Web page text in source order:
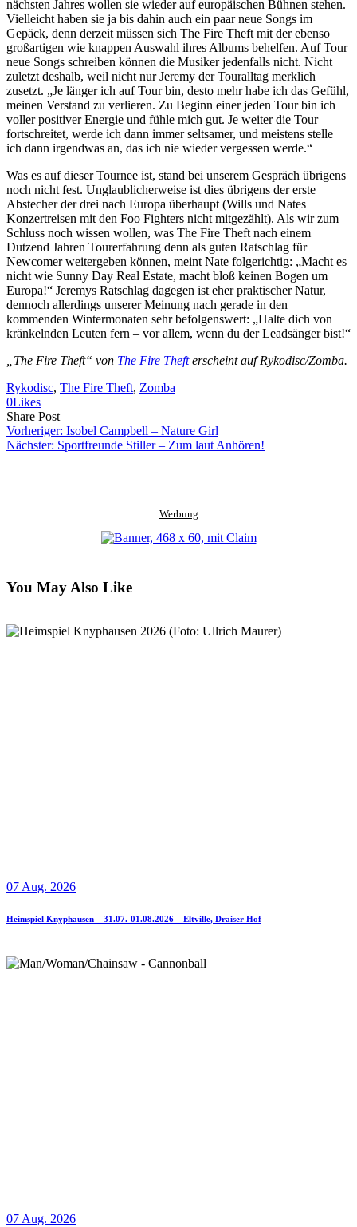
nächsten Jahres wollen sie wieder auf europäischen Bühnen stehen.
Vielleicht haben sie ja bis dahin auch ein paar neue Songs im
Gepäck, denn derzeit müssen sich The Fire Theft mit der ebenso
großartigen wie knappen Auswahl ihres Albums behelfen. Auf Tour
neue Songs schreiben können die Musiker jedenfalls nicht. Nicht
zuletzt deshalb, weil nicht nur Jeremy der Touralltag merklich
zusetzt. „Je länger ich auf Tour bin, desto mehr habe ich das Gefühl,
meinen Verstand zu verlieren. Zu Beginn einer jeden Tour bin ich
voller positiver Energie und fühle mich gut. Je weiter die Tour
fortschreitet, werde ich dann immer seltsamer, und meistens stelle
ich dann irgendwas an, das ich nie wieder vergessen werde.“
Was es auf dieser Tournee ist, stand bei unserem Gespräch übrigens
noch nicht fest. Unglaublicherweise ist dies übrigens der erste
Abstecher der drei nach Europa überhaupt (Wills und Nates
Konzertreisen mit den Foo Fighters nicht mitgezählt). Als wir zum
Schluss noch wissen wollen, was The Fire Theft nach einem
Dutzend Jahren Tourerfahrung denn als guten Ratschlag für
Newcomer weitergeben können, meint Nate folgerichtig: „Macht es
nicht wie Sunny Day Real Estate, macht bloß keinen Bogen um
Europa!“ Jeremys Ratschlag dagegen ist eher praktischer Natur,
dennoch allerdings unserer Meinung nach gerade in den
kommenden Wintermonaten sehr befolgenswert: „Halte dich von
kränkelnden Leuten fern – vor allem, wenn du der Leadsänger bist!“
„The Fire Theft“ von The Fire Thefterscheint auf Rykodisc/Zomba.
Rykodisc, The Fire Theft, Zomba
0Likes
Share PostShare
on
Facebook
Copy
URL
to
Send
Link
via
Vorheriger: Isobel Campbell – Nature Girl
Nächster: Sportfreunde Stiller – Zum laut Anhören!
Werbung
You May Also Like
07 Aug. 2026
Heimspiel Knyphausen – 31.07.-01.08.2026 – Eltville, Draiser Hof
07 Aug. 2026